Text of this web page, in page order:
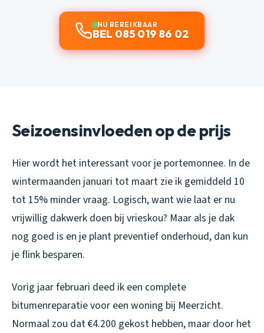
NU BEREIKBAAR
BEL 085 019 86 02
Seizoensinvloeden op de prijs
Hier wordt het interessant voor je portemonnee. In de
wintermaanden januari tot maart zie ik gemiddeld 10
tot 15% minder vraag. Logisch, want wie laat er nu
vrijwillig dakwerk doen bij vrieskou? Maar als je dak
nog goed is en je plant preventief onderhoud, dan kun
je flink besparen.
Vorig jaar februari deed ik een complete
bitumenreparatie voor een woning bij Meerzicht.
Normaal zou dat €4.200 gekost hebben, maar door het